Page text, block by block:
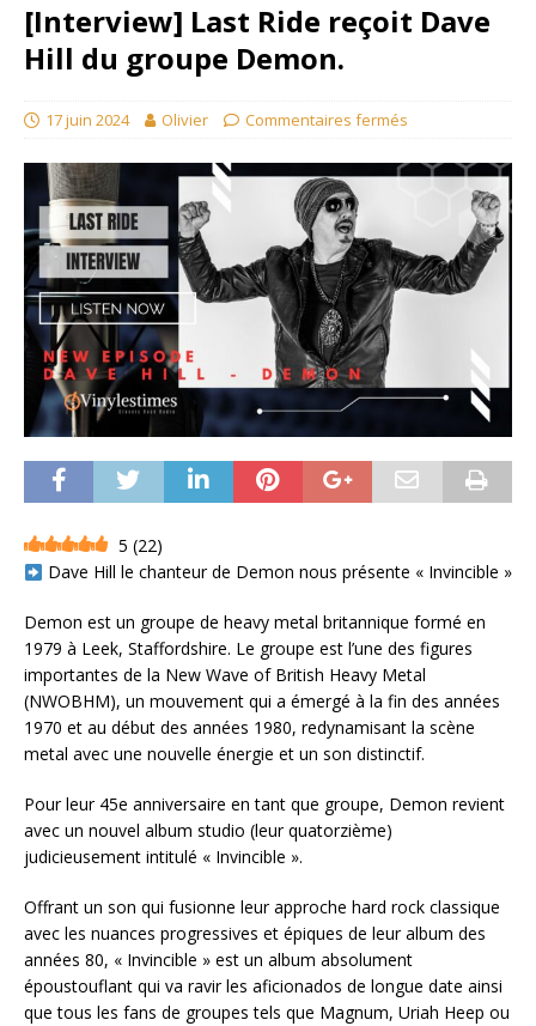
[Interview] Last Ride reçoit Dave
Hill du groupe Demon.
17 juin 2024 Olivier Commentaires fermés
5 (22)
Dave Hill le chanteur de Demon nous présente « Invincible »
Demon est un groupe de heavy metal britannique formé en
1979 à Leek, Staffordshire. Le groupe est l’une des figures
importantes de la New Wave of British Heavy Metal
(NWOBHM), un mouvement qui a émergé à la fin des années
1970 et au début des années 1980, redynamisant la scène
metal avec une nouvelle énergie et un son distinctif.
Pour leur 45e anniversaire en tant que groupe, Demon revient
avec un nouvel album studio (leur quatorzième)
judicieusement intitulé « Invincible ».
Offrant un son qui fusionne leur approche hard rock classique
avec les nuances progressives et épiques de leur album des
années 80, « Invincible » est un album absolument
époustouflant qui va ravir les aficionados de longue date ainsi
que tous les fans de groupes tels que Magnum, Uriah Heep ou